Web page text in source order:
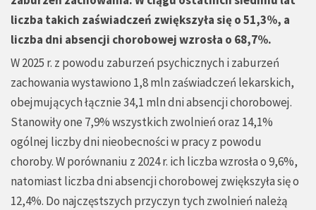
liczba takich zaświadczeń zwiększyła się o 51,3%, a
liczba dni absencji chorobowej wzrosła o 68,7%.
W 2025 r. z powodu zaburzeń psychicznych i zaburzeń
zachowania wystawiono 1,8 mln zaświadczeń lekarskich,
obejmujących łącznie 34,1 mln dni absencji chorobowej.
Stanowiły one 7,9% wszystkich zwolnień oraz 14,1%
ogólnej liczby dni nieobecności w pracy z powodu
choroby. W porównaniu z 2024 r. ich liczba wzrosła o 9,6%,
natomiast liczba dni absencji chorobowej zwiększyła się o
12,4%. Do najczęstszych przyczyn tych zwolnień należą